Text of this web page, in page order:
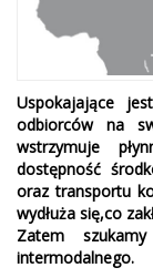
Uspokajające
odbiorców na
wstrzymuje
dostępność
oraz transportu
wydłuża się,co
Zatem
intermodalnego.